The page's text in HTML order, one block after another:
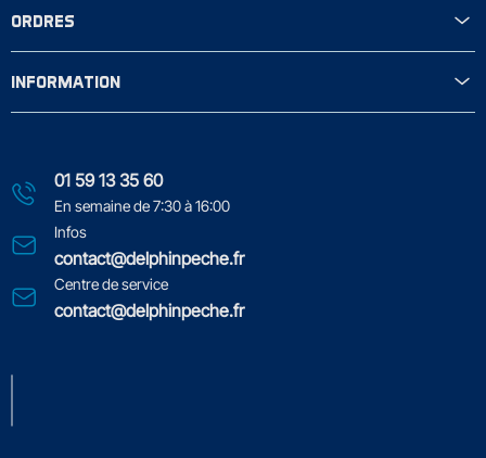
01 59 13 35 60
En semaine de 7:30 à 16:00
Infos
contact@delphinpeche.fr
Centre de service
contact@delphinpeche.fr
ORDRES
INFORMATION